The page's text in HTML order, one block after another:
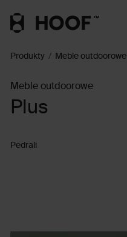
Produkty Meble outdoorowe
Meble outdoorowe
Plus
Pedrali